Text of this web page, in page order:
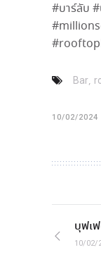
#บาร์ลับ
Bar,
10/02/2024
10/02/